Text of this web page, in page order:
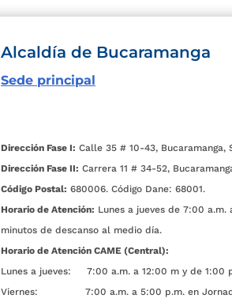
Alcaldía de Bucaramanga
Sede principal
Dirección Fase I: Calle 35 # 10-43, Bucaramanga,
Dirección Fase II: Carrera 11 # 34-52,
Código Postal: 680006. Código Dane: 68001.
Horario de Atención: Lunes a jueves de 7:00
minutos de descanso al medio día.
Horario de Atención CAME (Central):
Lunes a jueves: 7:00 a.m. a 12:00 m y de 1:00
Viernes: 7:00 a.m. a 5:00 p.m. en Jornada